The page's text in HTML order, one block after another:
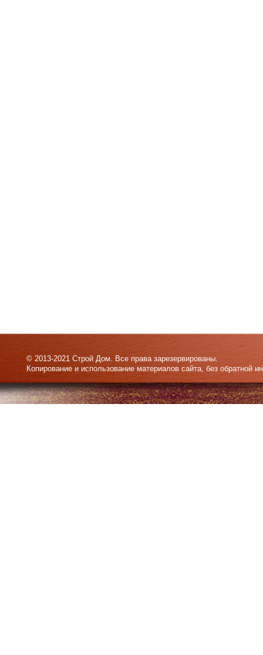
© 2013-2021 Строй Дом. Все права зарезервированы.
Копирование и использование материалов сайта, без обратной